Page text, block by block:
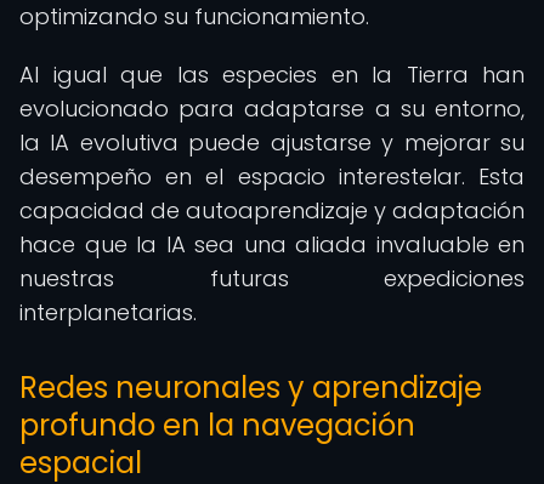
optimizando su funcionamiento.
Al igual que las especies en la Tierra han
evolucionado para adaptarse a su entorno,
la IA evolutiva puede ajustarse y mejorar su
desempeño en el espacio interestelar. Esta
capacidad de autoaprendizaje y adaptación
hace que la IA sea una aliada invaluable en
nuestras futuras expediciones
interplanetarias.
Redes neuronales y aprendizaje
profundo en la navegación
espacial